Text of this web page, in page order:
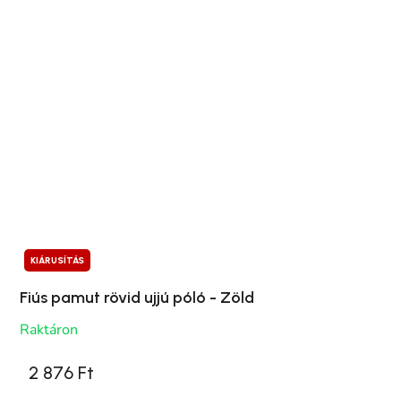
KIÁRUSÍTÁS
Fiús pamut rövid ujjú póló - Zöld
Raktáron
2 876 Ft